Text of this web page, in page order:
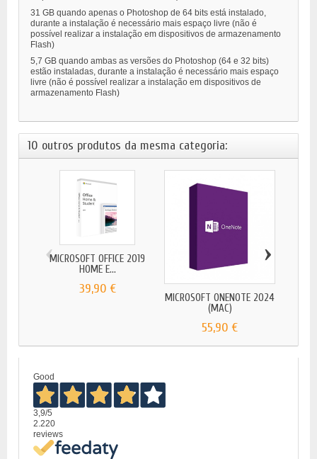
31 GB quando apenas o Photoshop de 64 bits está instalado,
durante a instalação é necessário mais espaço livre (não é
possível realizar a instalação em dispositivos de armazenamento
Flash)
5,7 GB quando ambas as versões do Photoshop (64 e 32 bits)
estão instaladas, durante a instalação é necessário mais espaço
livre (não é possível realizar a instalação em dispositivos de
armazenamento Flash)
10 outros produtos da mesma categoria:
MICROSOFT OFFICE 2019
HOME E...
39,90 €
MICROSOFT ONENOTE 2024
(MAC)
55,90 €
‹ ›
Good
3,9/5
2.220
reviews